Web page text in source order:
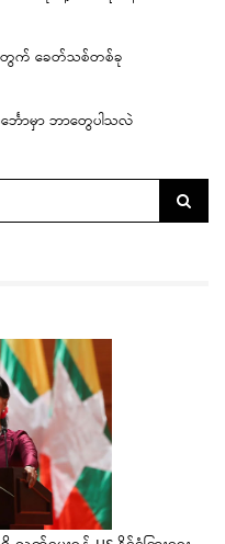
တွက် ခေတ်သစ်တစ်ခု
ဘောမှာ ဘာတွေပါသလဲ